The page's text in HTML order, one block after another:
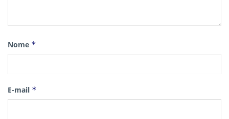
Nome *
E-mail *